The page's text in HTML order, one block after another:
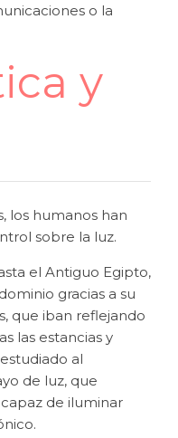
o la
y
los humanos han
sobre la luz.
el Antiguo Egipto,
gracias a su
que iban reflejando
las estancias y
al
de luz, que
de iluminar